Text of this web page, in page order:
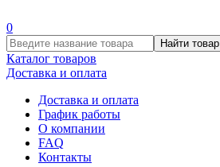
0
Найти товар
Каталог товаров
Доставка и оплата
Доставка и оплата
График работы
О компании
FAQ
Контакты